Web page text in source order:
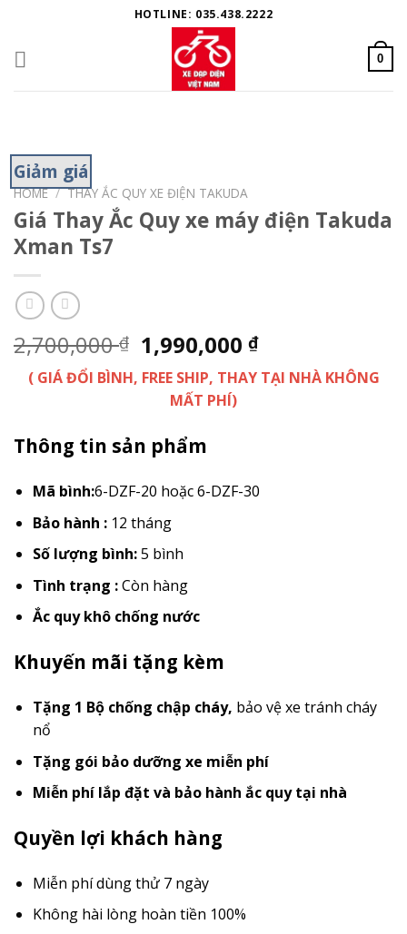
content
HOTLINE: 035.438.2222
0
Giảm giá
HOME / THAY ẮC QUY XE ĐIỆN TAKUDA
Giá Thay Ắc Quy xe máy điện Takuda
Xman Ts7
2,700,000₫ 1,990,000₫
( GIÁ ĐỔI BÌNH, FREE SHIP, THAY TẠI NHÀ KHÔNG
MẤT PHÍ)
Thông tin sản phẩm
Mã bình:6-DZF-20 hoặc 6-DZF-30
Bảo hành : 12 tháng
Số lượng bình:5 bình
Tình trạng :Còn hàng
Ắc quy khô chống nước
Khuyến mãi tặng kèm
Tặng 1 Bộ chống chập cháy, bảo vệ xe tránh cháy
nổ
Tặng gói bảo dưỡng xe miễn phí
Miễn phí lắp đặt và bảo hành ắc quy tại nhà
Quyền lợi khách hàng
Miễn phí dùng thử 7 ngày
Không hài lòng hoàn tiền 100%